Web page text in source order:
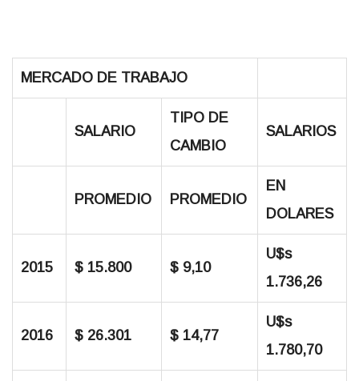
MERCADO DE TRABAJO
SALARIO
TIPO DE
CAMBIO
SALARIOS
PROMEDIO PROMEDIO
EN
DOLARES
2015 $ 15.800 $ 9,10
U$s
1.736,26
2016 $ 26.301 $ 14,77
U$s
1.780,70